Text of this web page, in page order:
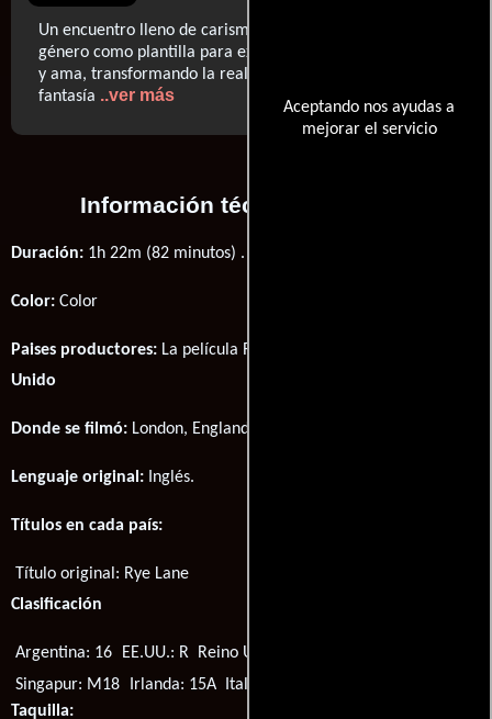
Aceptando nos ayudas a
mejorar el servicio
Un encuentro lleno de carisma (...) Allen-Miller utiliza el
género como plantilla para explorar las cosas que conoce
y ama, transformando la realidad en una descarada
fantasía ..ver más
Información técnica y general
Duración: 1h 22m (82 minutos) .
Color: Color
Paises productores: La película Rye Lane fué producida en
Unido
Donde se filmó: London, England, UK.
Lenguaje original: Inglés.
Títulos en cada país:
Título original: Rye Lane
Clasificación
Argentina: 16 EE.UU.: R Reino Unido: 15
Singapur: M18
Irlanda: 15A Italia: VM16
Taquilla: